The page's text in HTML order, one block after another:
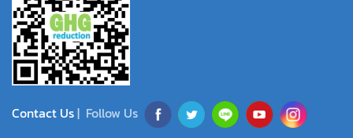
Contact Us| Follow Us